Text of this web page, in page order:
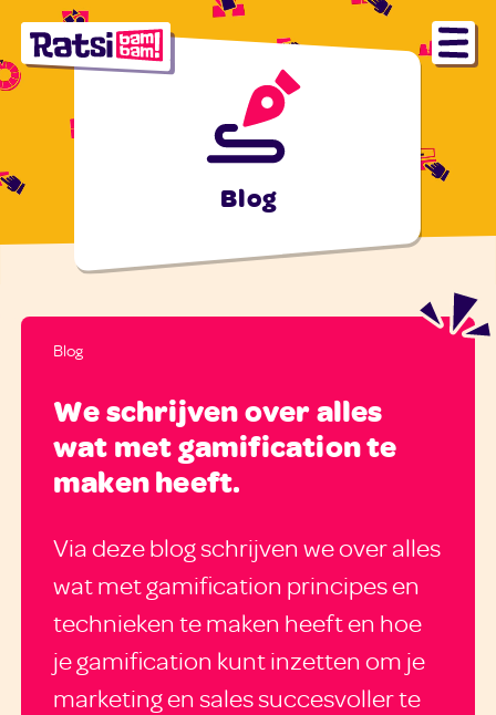
Blog
Blog
We schrijven over alles
wat met gamification te
maken heeft.
Via deze blog schrijven we over alles
wat met gamification principes en
technieken te maken heeft en hoe
je gamification kunt inzetten om je
marketing en sales succesvoller te